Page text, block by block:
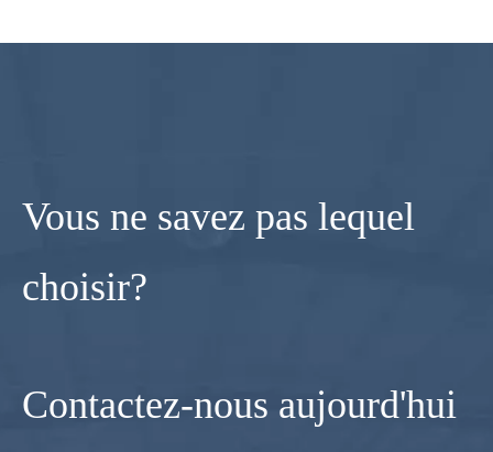
Vous ne savez pas lequel
choisir?
Contactez-nous aujourd'hui